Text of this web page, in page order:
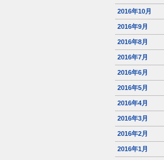
2016年10月
2016年9月
2016年8月
2016年7月
2016年6月
2016年5月
2016年4月
2016年3月
2016年2月
2016年1月